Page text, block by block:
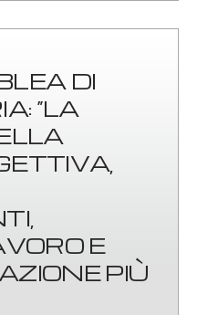
DI
“LA
E
PIÙ